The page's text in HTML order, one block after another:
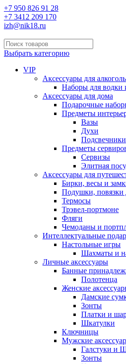
+7 950 826 91 28
+7 3412 209 170
izh@nik18.ru
Выбрать категорию
VIP
Аксессуары для
Наборы для водки
Аксессуары для дома
Подарочные
Предметы
Вазы
Духи
Подсвечники
Предметы
Сервизы
Элитная
Аксессуары для
Бирки, весы и
Подушки, повязки
Термосы
Трэвел-портмоне
Фляги
Чемоданы и
Интеллектуальные
Настольные игры
Шахматы и
Личные аксессуары
Банные
Полотенца
Женские
Дамские
Зонты
Платки и
Шкатулки
Ключницы
Мужские
Галстуки и
Зонты